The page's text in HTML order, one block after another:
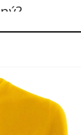
Táto sa zvíja do
obrysy,
postupne a vždy
stvárnenie romantiky
poriadne
s dušou
pre seba, aj pre